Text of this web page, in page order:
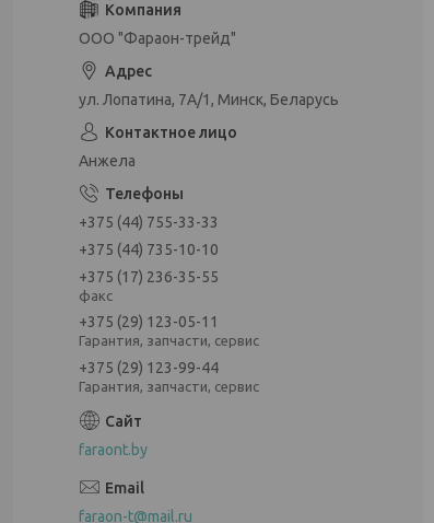
ООО "Фараон-трейд"
ул. Лопатина, 7А/1, Минск, Беларусь
Анжела
+375 (44) 755-33-33
+375 (44) 735-10-10
+375 (17) 236-35-55
факс
+375 (29) 123-05-11
Гарантия, запчасти, сервис
+375 (29) 123-99-44
Гарантия, запчасти, сервис
faraont.by
faraon-t@mail.ru